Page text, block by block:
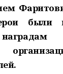
были